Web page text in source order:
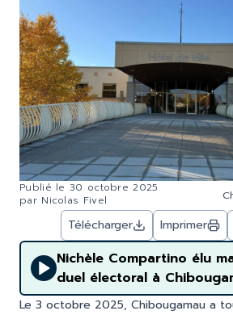
Publié le 30 octobre 2025
par Nicolas Fivel
Télécharger Imprimer
Nichèle Compartino élu
duel électoral à
Le 3 octobre 2025, Chibougamau a